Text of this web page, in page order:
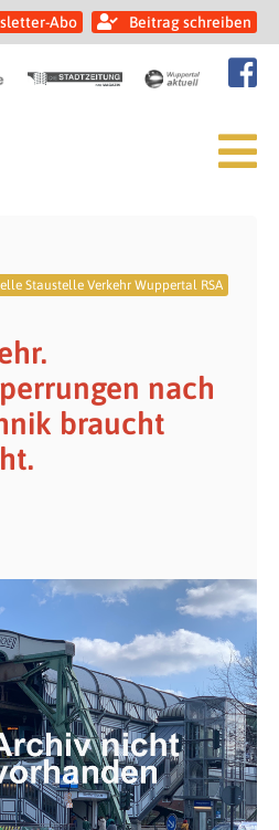
Abo Beitrag schreiben
Staustelle Verkehr Wuppertal RSA
nach
braucht